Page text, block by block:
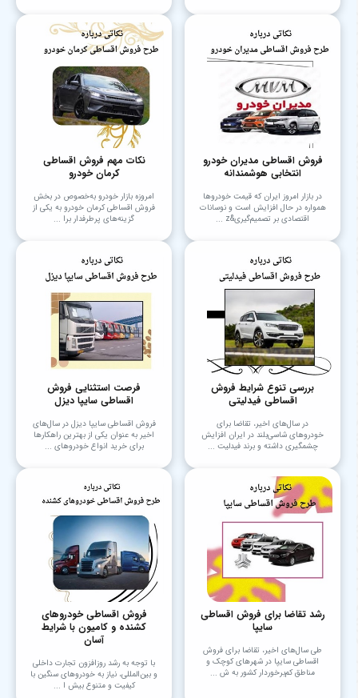
فروش اقساطی مدیران خودرو
انتخابی هوشمندانه
در بازار امروز ایران که قیمت خودروها
همواره در حال افزایش است و نوسانات
اقتصادی بر تصمیم‌گیری&z ...
نکات مهم فروش اقساطی
کرمان خودرو
امروزه بازار خودرو به‌خصوص در بخش
فروش اقساطی کرمان خودرو به یکی از
گزینه‌های پرطرفدار برا ...
بررسی تنوع شرایط فروش
اقساطی فیدلیتی
در سال‌های اخیر، تقاضا برای
خودروهای شاسی‌بلند در ایران افزایش
چشمگیری داشته و برند فیدلیت ...
فرصت استثنایی فروش
اقساطی سایپا دیزل
فروش اقساطی سایپا دیزل در سال‌های
اخیر به عنوان یکی از بهترین راهکارها
برای خرید انواع خودروهای ...
رشد تقاضا برای فروش اقساطی
سایپا
طی سال‌های اخیر، تقاضا برای فروش
اقساطی سایپا در شهرهای کوچک و
مناطق کم‌برخوردار کشور به ش ...
فروش اقساطی خودروهای
کشنده و کامیون با شرایط
آسان
با توجه به رشد روزافزون تجارت داخلی
و بین‌المللی، نیاز به خودروهای سنگین با
کیفیت و متنوع بیش ا ...